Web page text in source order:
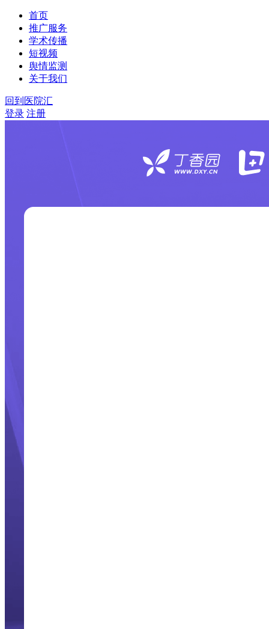
首页
推广服务
学术传播
短视频
舆情监测
关于我们
回到医院汇
登录 注册